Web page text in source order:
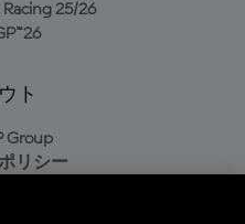
25/26
ト
Group
リシー
ポリシー